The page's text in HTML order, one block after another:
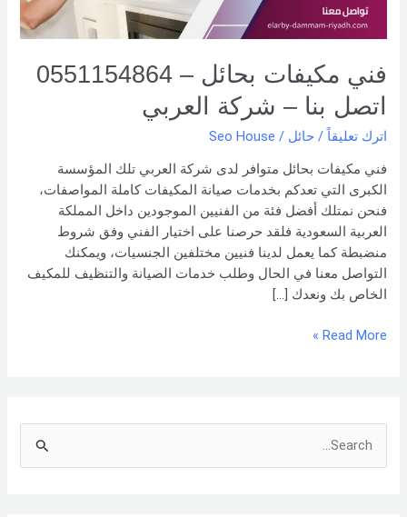
فني مكيفات بحائل – 0551154864
اتصل بنا – شركة العربي
اترك تعليقاً / حائل /
Seo House
فني مكيفات بحائل متوافر لدى شركة العربي تلك المؤسسة
الكبرى التي تعدكم بخدمات صيانة المكيفات كاملة المواصفات،
فنحن نمتلك أفضل فئة من الفنيين الموجودين داخل المملكة
العربية السعودية فلقد حرصنا على اختيار الفني وفق شروط
منضبطة كما يعمل لدينا فنيين مختلفين الجنسيات، ويمكنك
التواصل معنا في الحال وطلب خدمات الصيانة والتنظيف للمكيف
الخاص بك ونعدك […]
Read More »